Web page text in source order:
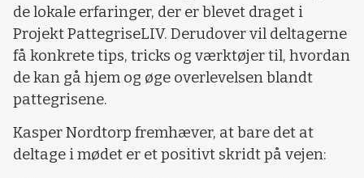
de lokale erfaringer, der er blevet draget i
Projekt PattegriseLIV. Derudover vil deltagerne
få konkrete tips, tricks og værktøjer til, hvordan
de kan gå hjem og øge overlevelsen blandt
pattegrisene.
Kasper Nordtorp fremhæver, at bare det at
deltage i mødet er et positivt skridt på vejen: